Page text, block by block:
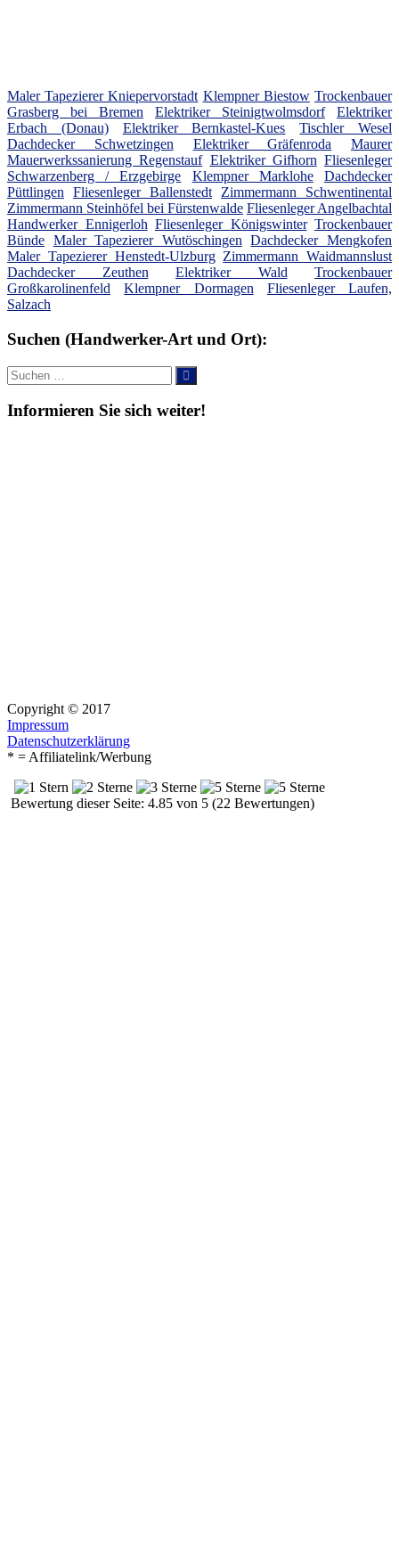
Maler Tapezierer Kniepervorstadt Klempner Biestow Trockenbauer
Grasberg bei Bremen
Elektriker Steinigtwolmsdorf
Elektriker
Erbach (Donau)
Elektriker Bernkastel-Kues
Tischler Wesel
Dachdecker Schwetzingen
Elektriker Gräfenroda
Maurer
Mauerwerkssanierung Regenstauf Elektriker Gifhorn Fliesenleger
Schwarzenberg / Erzgebirge
Klempner Marklohe
Dachdecker
Püttlingen
Fliesenleger Ballenstedt
Zimmermann Schwentinental
Zimmermann Steinhöfel bei Fürstenwalde Fliesenleger Angelbachtal
Handwerker Ennigerloh Fliesenleger Königswinter Trockenbauer
Bünde Maler Tapezierer Wutöschingen
Dachdecker Mengkofen
Maler Tapezierer Henstedt-Ulzburg Zimmermann Waidmannslust
Dachdecker Zeuthen
Elektriker Wald
Trockenbauer
Großkarolinenfeld
Klempner Dormagen
Fliesenleger Laufen,
Salzach
Suchen (Handwerker-Art und Ort):
Suche
nach:
Suchen
Informieren Sie sich weiter!
Copyright © 2017
Impressum
Datenschutzerklärung
* = Affiliatelink/Werbung
Bewertung dieser Seite: 4.85 von 5 (22 Bewertungen)